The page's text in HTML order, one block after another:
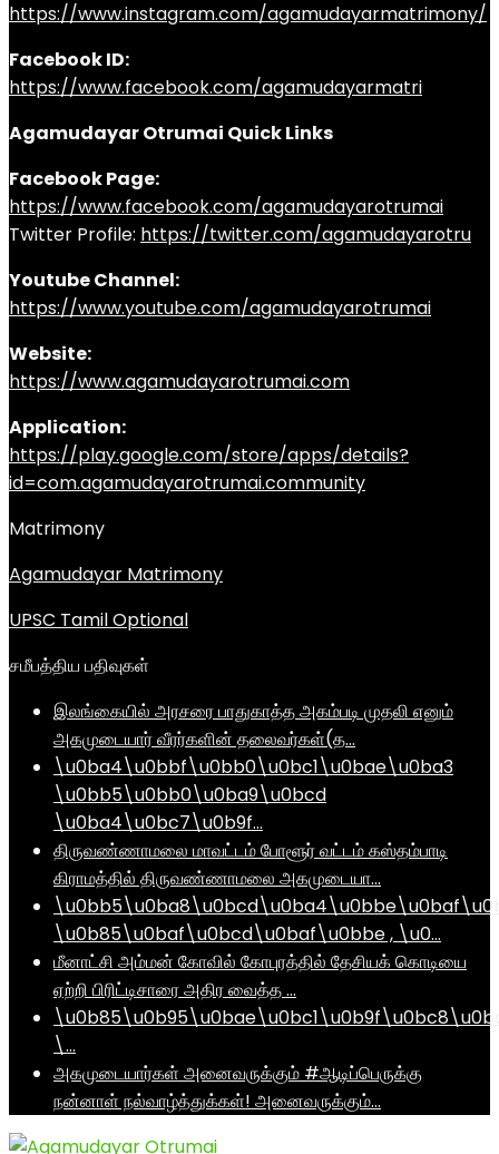
https://www.instagram.com/agamudayarmatrimony/
Facebook ID:
https://www.facebook.com/agamudayarmatri
Agamudayar Otrumai Quick Links
Facebook Page:
https://www.facebook.com/agamudayarotrumai
Twitter Profile: https://twitter.com/agamudayarotru
Youtube Channel:
https://www.youtube.com/agamudayarotrumai
Website:
https://www.agamudayarotrumai.com
Application:
https://play.google.com/store/apps/details?
id=com.agamudayarotrumai.community
Matrimony
Agamudayar Matrimony
UPSC Tamil Optional
சமீபத்திய பதிவுகள்
இலங்கையில் அரசரை பாதுகாத்த அகம்படி முதலி எனும்
அகமுடையார் வீரர்களின் தலைவர்கள்(த…
\u0ba4\u0bbf\u0bb0\u0bc1\u0bae\u0ba3
\u0bb5\u0bb0\u0ba9\u0bcd
\u0ba4\u0bc7\u0b9f…
திருவண்ணாமலை மாவட்டம் போளூர் வட்டம் கஸ்தம்பாடி
கிராமத்தில் திருவண்ணாமலை அகமுடையா…
\u0b85\u0baf\u0bcd\u0baf\u0bbe , \u0…
மீனாட்சி அம்மன் கோவில் கோபுரத்தில் தேசியக் கொடியை
ஏற்றி பிரிட்டிசாரை அதிர வைத்த …
\…
அகமுடையார்கள் அனைவருக்கும் #ஆடிப்பெருக்கு
நன்னாள் நல்வாழ்த்துக்கள்! அனைவருக்கும்…